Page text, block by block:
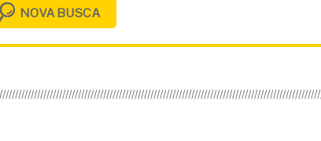
NOVA BUSCA